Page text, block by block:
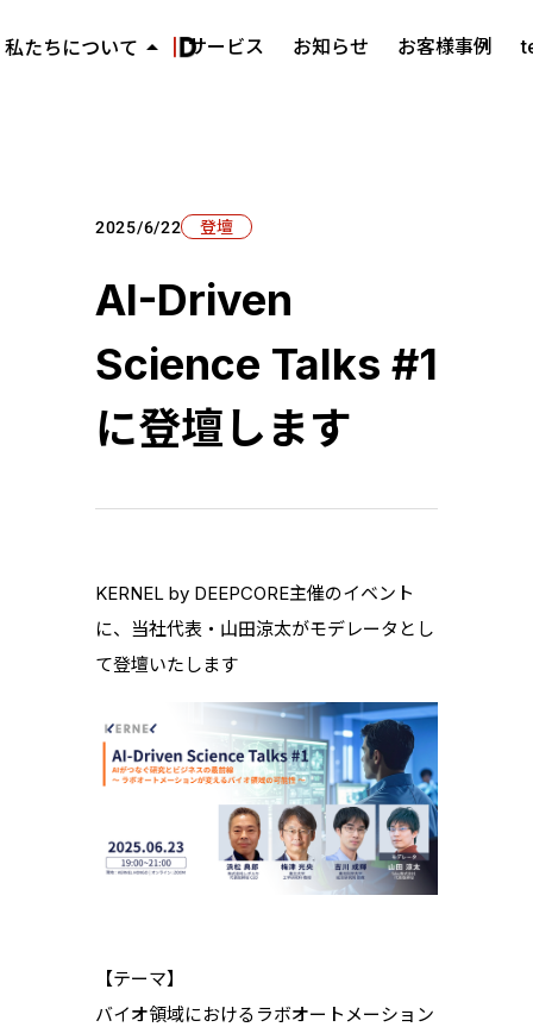
私たちについて arrow_drop_up サービス お知らせ お客様事例
2025/6/22 登壇
AI-Driven
Science Talks #1
に登壇します
KERNEL by DEEPCORE主催のイベント
に、当社代表・山田涼太がモデレータとし
て登壇いたします
【テーマ】
バイオ領域におけるラボオートメーション